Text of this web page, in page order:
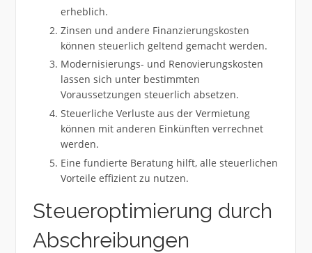
erheblich.
Zinsen und andere Finanzierungskosten
können steuerlich geltend gemacht werden.
Modernisierungs- und Renovierungskosten
lassen sich unter bestimmten
Voraussetzungen steuerlich absetzen.
Steuerliche Verluste aus der Vermietung
können mit anderen Einkünften verrechnet
werden.
Eine fundierte Beratung hilft, alle steuerlichen
Vorteile effizient zu nutzen.
Steueroptimierung durch
Abschreibungen